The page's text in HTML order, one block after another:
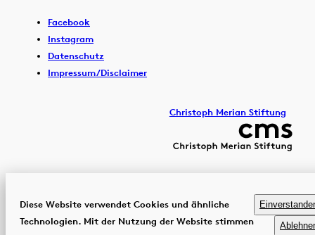
Facebook
Instagram
Datenschutz
Impressum/Disclaimer
Christoph Merian Stiftung
Diese Website verwendet Cookies und ähnliche
Technologien. Mit der Nutzung der Website stimmen